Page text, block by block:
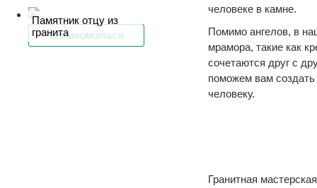
Памятник отцу из
гранитаОзнакомиться
человеке в камне.
Помимо ангелов, в
мрамора, такие как
сочетаются друг с
поможем вам
человеку.
Гранитная